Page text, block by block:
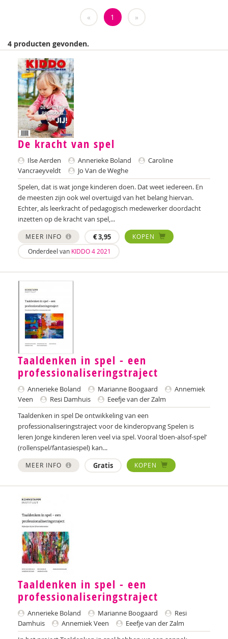
Brenda Abrahamse-Van Beek
Marijke Adema
Ilse Aerden
Pauline van Aken
Evelyn Akkermans
Robbert Almekinders
Teatske Altenburg
Creative Learning and Play
Iris Andriessen
Nilay Ardjosemito
Nishaan Ardjosemito
Chantal Ariens
Silke van Arum
Nicole van Asten
Diverse auteurs
Roli Ayutsede
Rosalie Baan
Ben Baarda
Sebastiaan Baauw
Carolina Bakker
Ina Bakker
Pieter Paul Bakker
Marielle Balledux
Miriam Barendregt
Ana del Barrio Saiz
Rina Bartels
« 1 »
4 producten gevonden.
De kracht van spel
Ilse Aerden Annerieke Boland
Caroline
Vancraeyveldt
Jo Van de Weghe
Spelen, dat is wat jonge kinderen doen. Dat weet iedereen. En
de meesten zijn ook wel overtuigd van het belang hiervan.
Echter, als leerkracht of pedagogisch medewerker doordacht
inzetten op de kracht van spel,...
MEER INFO €3,95
KOPEN
Onderdeel van KIDDO 4 2021
Taaldenken in spel - een
professionaliseringstraject
Annerieke Boland Marianne Boogaard
Annemiek
Veen
Resi Damhuis
Eeefje van der Zalm
Taaldenken in spel De ontwikkeling van een
professionaliseringstraject voor de kinderopvang Spelen is
leren Jonge kinderen leren veel via spel. Vooral ‘doen-alsof-spel’
(rollenspel/fantasiespel) kan...
MEER INFO Gratis KOPEN
Taaldenken in spel - een
professionaliseringstraject
Annerieke Boland Marianne Boogaard
Resi
Damhuis
Annemiek Veen
Eeefje van der Zalm